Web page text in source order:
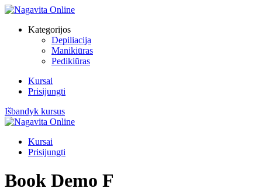
Kategorijos
Depiliacija
Manikiūras
Pedikiūras
Kursai
Prisijungti
Išbandyk kursus
Kursai
Prisijungti
Book Demo F